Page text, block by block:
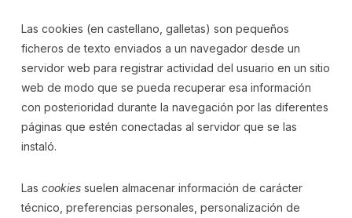
Las cookies (en castellano, galletas) son pequeños
ficheros de texto enviados a un navegador desde un
servidor web para registrar actividad del usuario en un sitio
web de modo que se pueda recuperar esa información
con posterioridad durante la navegación por las diferentes
páginas que estén conectadas al servidor que se las
instaló.
Las cookiessuelen almacenar información de carácter
técnico, preferencias personales, personalización de